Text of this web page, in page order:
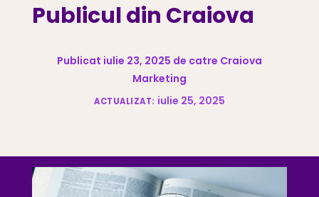
Publicul din Craiova
Publicat iulie 23, 2025 de catre Craiova
Marketing
ACTUALIZAT: iulie 25, 2025